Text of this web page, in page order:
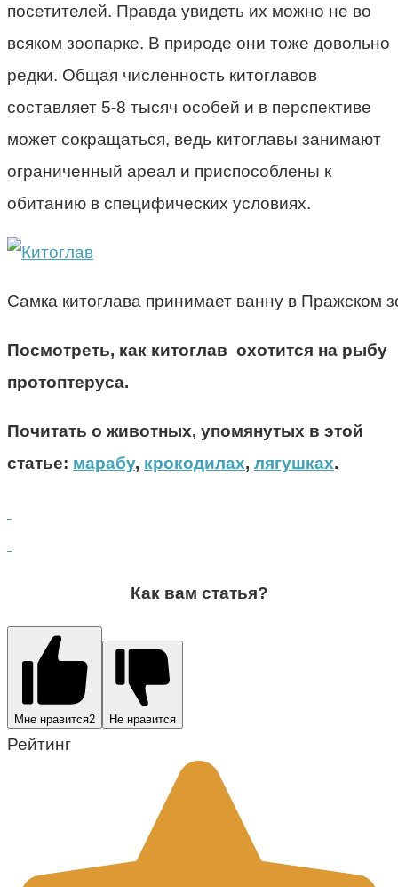
посетителей. Правда увидеть их можно не во
всяком зоопарке. В природе они тоже довольно
редки. Общая численность китоглавов
составляет 5-8 тысяч особей и в перспективе
может сокращаться, ведь китоглавы занимают
ограниченный ареал и приспособлены к
обитанию в специфических условиях.
Самка китоглава принимает ванну в Пражском
Посмотреть, как китоглав охотится на рыбу
протоптеруса.
Почитать о животных, упомянутых в этой
статье: марабу, крокодилах, лягушках.
Как вам статья?
Мне нравится2 Не нравится
Рейтинг